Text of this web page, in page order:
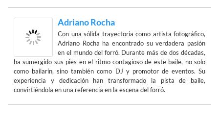
Adriano Rocha
Con una sólida trayectoria como artista fotográfico,
Adriano Rocha ha encontrado su verdadera pasión
en el mundo del forró. Durante más de dos décadas,
ha sumergido sus pies en el ritmo contagioso de este baile, no solo
como bailarín, sino también como DJ y promotor de eventos. Su
experiencia y dedicación han transformado la pista de baile,
convirtiéndola en una referencia en la escena del forró.